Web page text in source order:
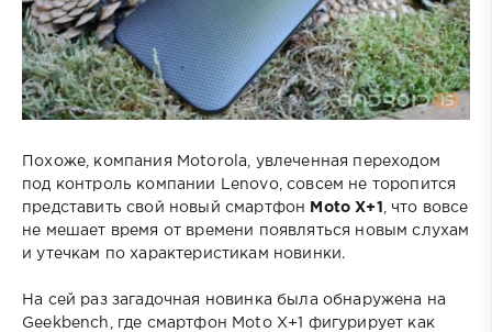
Похоже, компания Motorola, увлеченная переходом
под контроль компании Lenovo, совсем не торопится
представить свой новый смартфон
Moto X+1
, что вовсе
не мешает время от времени появляться новым слухам
и утечкам по характеристикам новинки.
На сей раз загадочная новинка была обнаружена на
Geekbench, где смартфон Moto X+1 фигурирует как